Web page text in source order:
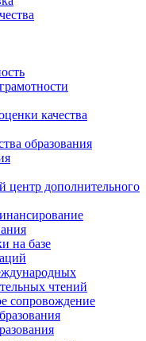
качества
образования
дополнительного
на базе
чтений
сопровождение